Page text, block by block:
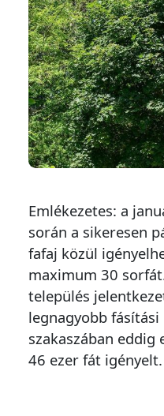
Emlékezetes: a
során a sikeresen
fafaj közül
maximum 30
település
legnagyobb
szakaszában eddig
46 ezer fát igényelt.